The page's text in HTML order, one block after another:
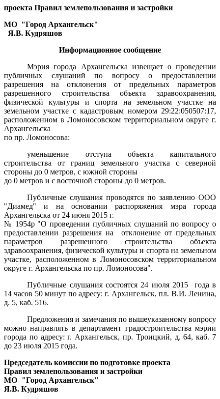
проекта Правил землепользования и застройки
МО "Город Архангельск"
Я.В. Кудряшов
Информационное сообщение
Мэрия города Архангельска извещает о проведении
публичных слушаний по вопросу о предоставлении
разрешения на отклонения от предельных параметров
разрешенного строительства объекта здравоохранения,
физической культуры и спорта на земельном участке на
земельном участке с кадастровым номером 29:22:050507:17,
расположенном в Ломоносовском территориальном округе г.
Архангельска
по пр. Ломоносова:
уменьшение отступа объекта капитального
строительства от границ земельного участка с северной
стороны до 0 метров, с южной стороны
до 0 метров и с восточной стороны до 0 метров.
Публичные слушания проводятся по заявлению ООО
"Диамед" и на основании распоряжения мэра города
Архангельска от 24 июня 2015 г.
№ 1954р"О проведении публичных слушаний по вопросу о
предоставлении разрешения на
отклонение от предельных
параметров разрешенного строительства объекта
здравоохранения, физической культуры и спорта на земельном
участке, расположенном в Ломоносовском территориальном
округе г. Архангельска по пр. Ломоносова".
Публичные слушания состоятся 24 июля 2015
года в
14 часов 50 минут по адресу: г. Архангельск, пл. В.И. Ленина,
д. 5, каб. 516.
Предложения и замечания по вышеуказанному вопросу
можно направлять в департамент градостроительства мэрии
города по адресу: г. Архангельск, пр. Троицкий, д. 64, каб. 7
до 23 июля 2015 года.
Председатель комиссии по подготовке проекта
Правил землепользования и застройки
МО "Город Архангельск"
Я.В. Кудряшов